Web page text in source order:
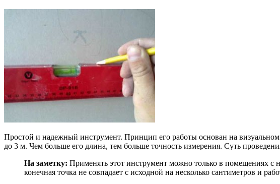
Простой и надежный инструмент. Принцип его работы основан на
до 3 м. Чем больше его длина, тем больше точность измерения. Суть
На заметку: Применять этот инструмент можно только в помещениях
конечная точка не совпадает с исходной на несколько сантиметров и